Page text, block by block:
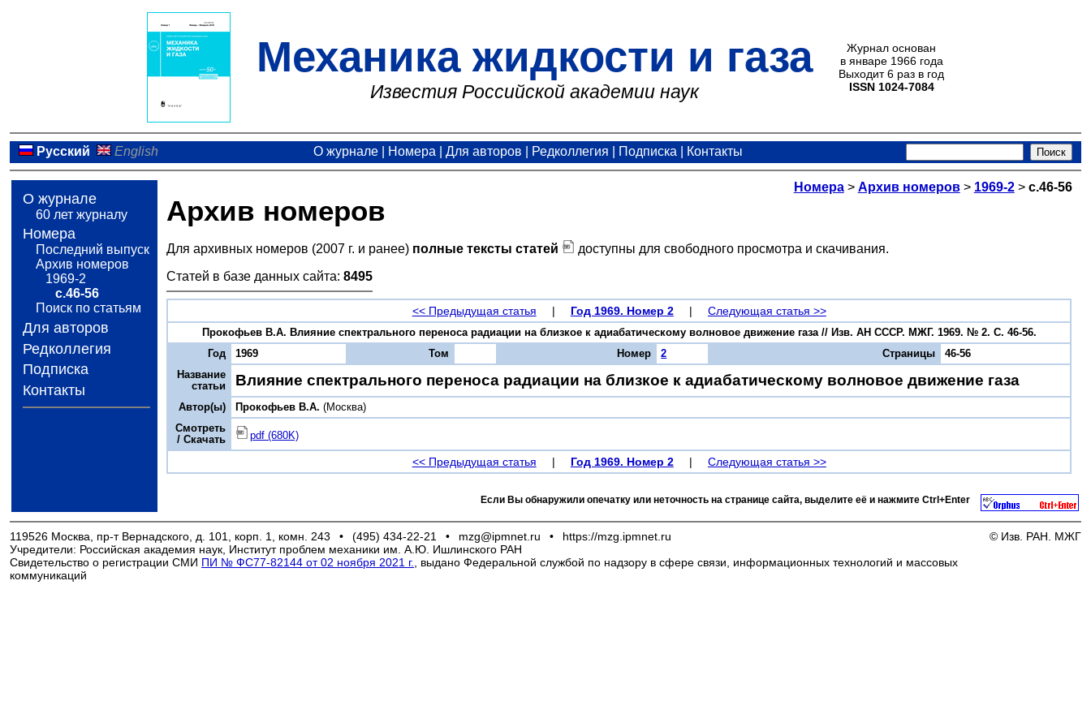
Механика жидкости и газа
Известия Российской академии наук
Журнал основан
в январе 1966 года
Выходит 6 раз в год
ISSN 1024-7084
Русский English О журнале Номера Для авторов Редколлегия Подписка Контакты
О журнале
60 лет журналу
Номера
Последний выпуск
Архив номеров
1969-2
с.46-56
Поиск по статьям
Для авторов
Редколлегия
Подписка
Контакты
Номера> Архив номеров> 1969-2> с.46-56
Архив номеров
Для архивных номеров (2007 г. и ранее) полные тексты статей
доступны для свободного просмотра и скачивания.
Статей в базе данных сайта: 8495
<< Предыдущая статья | Год 1969. Номер 2 | Следующая статья >>
Прокофьев В.А. Влияние спектрального переноса радиации на близкое к адиабатическому волновое движение газа // Изв. АН СССР. МЖГ. 1969. № 2. С. 46-56.
Год
1969 Том Номер 2 Страницы
46-56
Название
статьи
Влияние спектрального переноса радиации на близкое к адиабатическому волновое движение газа
Автор(ы) Прокофьев В.А. (Москва)
Смотреть
/ Скачать
pdf (680K)
<< Предыдущая статья | Год 1969. Номер 2 | Следующая статья >>
Если Вы обнаружили опечатку или неточность на странице сайта, выделите её и нажмите Ctrl+Enter
119526 Москва, пр-т Вернадского, д. 101, корп. 1, комн. 243 • (495) 434-22-21 • mzg@ipmnet.ru •
https://mzg.ipmnet.ru
Учредители: Российская академия наук, Институт проблем механики им. А.Ю. Ишлинского РАН
Свидетельство о регистрации СМИ ПИ № ФС77-82144 от 02 ноября 2021 г.
, выдано Федеральной службой по надзору в сфере связи, информационных технологий и массовых
коммуникаций
© Изв. РАН. МЖГ